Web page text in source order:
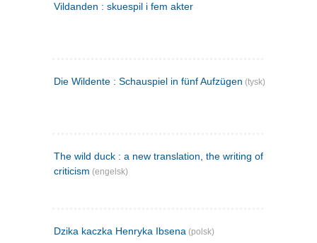
Vildanden : skuespil i fem akter
Die Wildente : Schauspiel in fünf Aufzügen (tysk)
The wild duck : a new translation, the writing of the play,
criticism (engelsk)
Dzika kaczka Henryka Ibsena (polsk)